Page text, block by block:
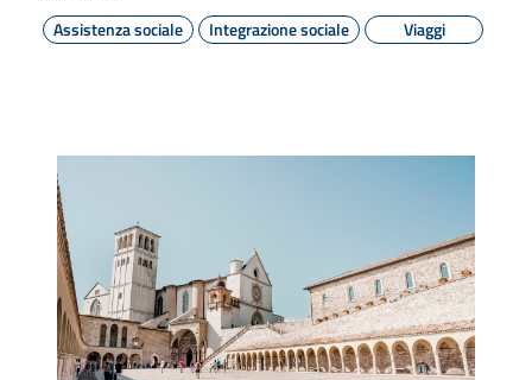
Assistenza sociale
Integrazione sociale Viaggi